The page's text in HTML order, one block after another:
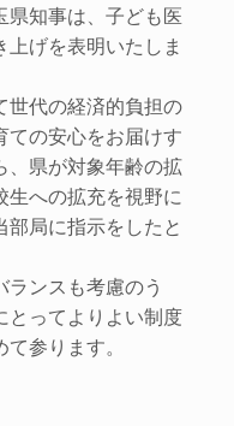
県知事は、子ども医
げを表明いたしま
世代の経済的負担の
ての安心をお届けす
、県が対象年齢の拡
生への拡充を視野に
局に指示をしたと
ンスも考慮のう
とってよりよい制度
参ります。